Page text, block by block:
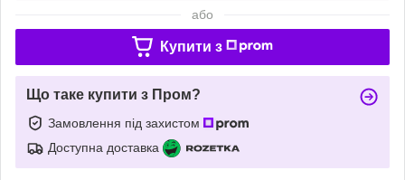
або
Купити з
Що таке купити з Пром?
Замовлення під захистом
Доступна доставка